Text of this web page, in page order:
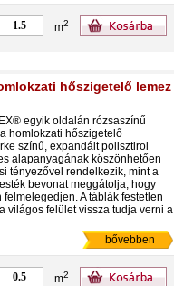
m2
hőszigetelő lemez
egyik oldalán rózsaszínű
homlokzati hőszigetelő
színű, expandált polisztirol
alapanyagának köszönhetően
tényezővel rendelkezik, mint a
bevonat meggátolja, hogy
A táblák festetlen
világos felület vissza tudja verni a
bővebben
m2